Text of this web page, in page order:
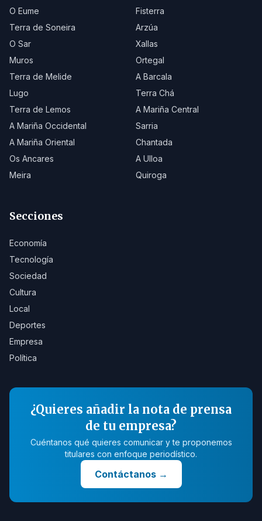
O Eume
Fisterra
Terra de Soneira
Arzúa
O Sar
Xallas
Muros
Ortegal
Terra de Melide
A Barcala
Lugo
Terra Chá
Terra de Lemos
A Mariña Central
A Mariña Occidental
Sarria
A Mariña Oriental
Chantada
Os Ancares
A Ulloa
Meira
Quiroga
Secciones
Economía
Tecnología
Sociedad
Cultura
Local
Deportes
Empresa
Política
¿Quieres añadir la nota de prensa
de tu empresa?
Cuéntanos qué quieres comunicar y te proponemos
titulares con enfoque periodístico.
Contáctanos→